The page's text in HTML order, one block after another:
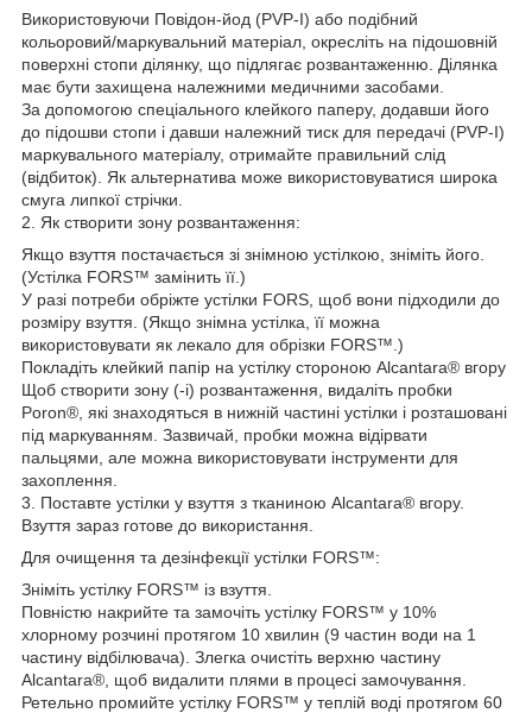
Використовуючи Повідон-йод (PVP-I) або подібний
кольоровий/маркувальний матеріал, окресліть на підошовній
поверхні стопи ділянку, що підлягає розвантаженню. Ділянка
має бути захищена належними медичними засобами.
За допомогою спеціального клейкого паперу, додавши його
до підошви стопи і давши належний тиск для передачі (PVP-I)
маркувального матеріалу, отримайте правильний слід
(відбиток). Як альтернатива може використовуватися широка
смуга липкої стрічки.
2. Як створити зону розвантаження:
Якщо взуття постачається зі знімною устілкою, зніміть його.
(Устілка FORS™ замінить її.)
У разі потреби обріжте устілки FORS, щоб вони підходили до
розміру взуття. (Якщо знімна устілка, її можна
використовувати як лекало для обрізки FORS™.)
Покладіть клейкий папір на устілку стороною Alcantara® вгору
Щоб створити зону (-і) розвантаження, видаліть пробки
Poron®, які знаходяться в нижній частині устілки і розташовані
під маркуванням. Зазвичай, пробки можна відірвати
пальцями, але можна використовувати інструменти для
захоплення.
3. Поставте устілки у взуття з тканиною Alcantara® вгору.
Взуття зараз готове до використання.
Для очищення та дезінфекції устілки FORS™:
Зніміть устілку FORS™ із взуття.
Повністю накрийте та замочіть устілку FORS™ у 10%
хлорному розчині протягом 10 хвилин (9 частин води на 1
частину відбілювача). Злегка очистіть верхню частину
Alcantara®, щоб видалити плями в процесі замочування.
Ретельно промийте устілку FORS™ у теплій воді протягом 60